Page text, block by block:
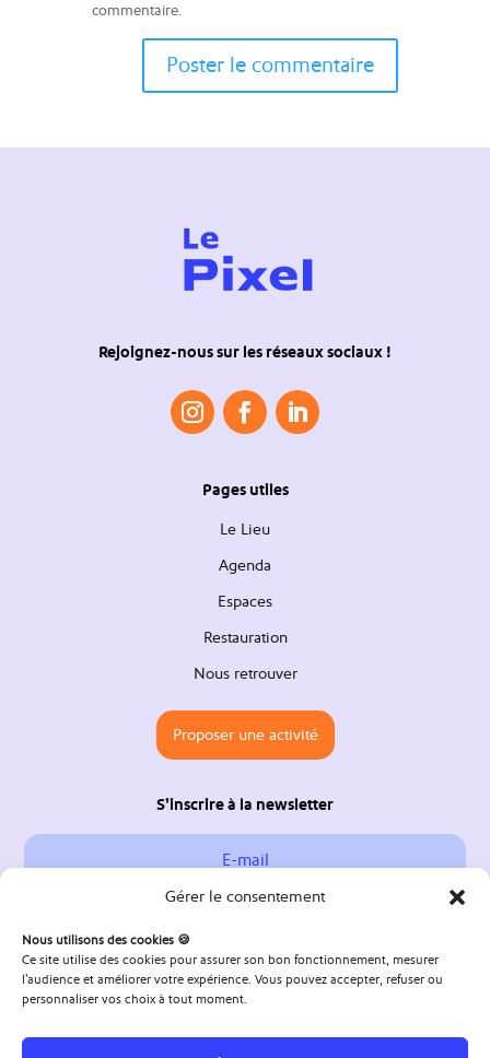
Gérer le consentement
Nous utilisons des cookies 🍪
Ce site utilise des cookies pour assurer son bon fonctionnement, mesurer
l’audience et améliorer votre expérience. Vous pouvez accepter, refuser ou
personnaliser vos choix à tout moment.
commentaire.
Rejoignez-nous sur les réseaux sociaux !
Pages utiles
Le Lieu
Agenda
Espaces
Restauration
Nous retrouver
Proposer une activité
S’inscrire à la newsletter
Nous retrouver
1 Rue des Canonniers, 67100 Strasbourg